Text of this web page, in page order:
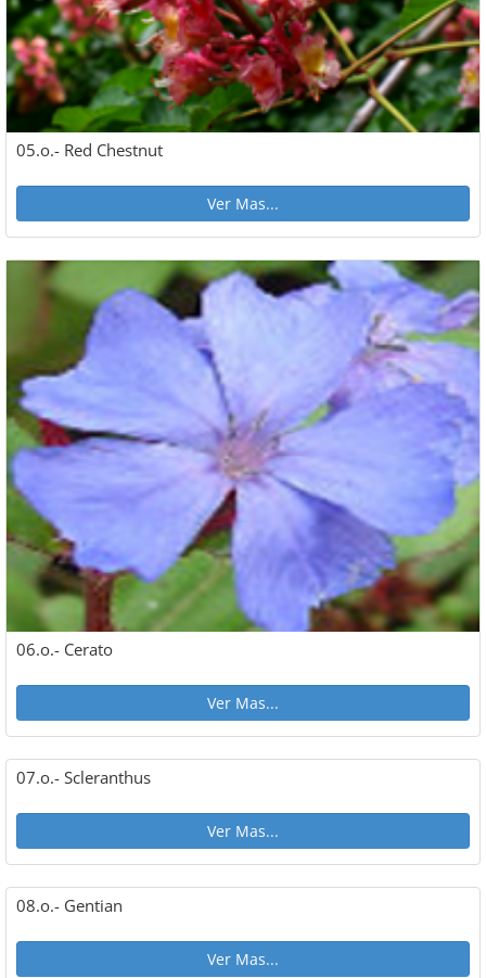
05.o.- Red Chestnut
Ver Mas...
06.o.- Cerato
Ver Mas...
07.o.- Scleranthus
Ver Mas...
08.o.- Gentian
Ver Mas...